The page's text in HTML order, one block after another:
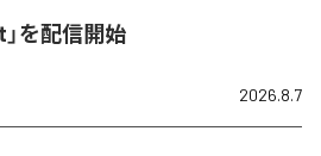
」を配信開始
2026.8.7